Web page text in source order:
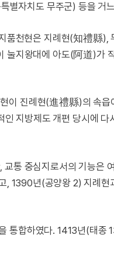
별자치도 무주군) 등을 거
품천현은 지례현(知禮縣),
눌지왕대에 아도(阿道)가
이 진례현(進禮縣)의 속읍
지방제도 개편 당시에 다
통 중심지로서의 기능은
, 1390년(공양왕 2) 지례현
통합하였다. 1413년(태종